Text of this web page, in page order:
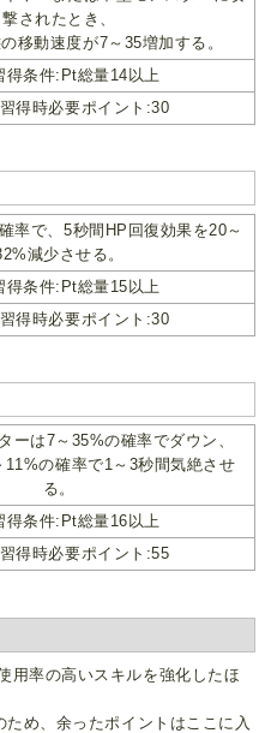
撃されたとき、
移動速度が7～35増加する。
得条件:Pt総量14以上
得時必要ポイント:30
率で、5秒間HP回復効果を20～
減少させる。
得条件:Pt総量15以上
得時必要ポイント:30
ーは7～35%の確率でダウン、
11%の確率で1～3秒間気絶させ
る。
得条件:Pt総量16以上
得時必要ポイント:55
用率の高いスキルを強化したほ
め、余ったポイントはここに入